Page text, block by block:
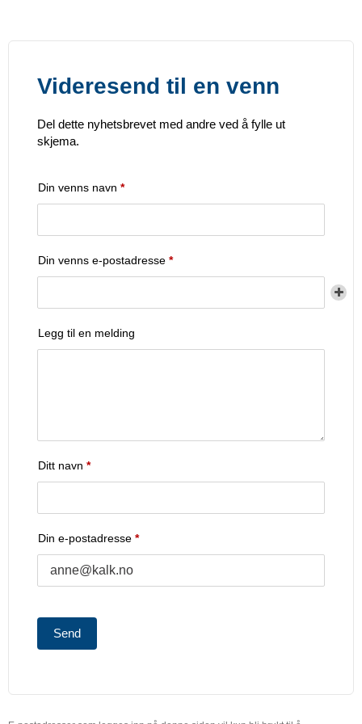
Videresend til en venn
Del dette nyhetsbrevet med andre ved å fylle ut
skjema.
Din venns navn *
Din venns e-postadresse *
Legg til en melding
Ditt navn *
Din e-postadresse *